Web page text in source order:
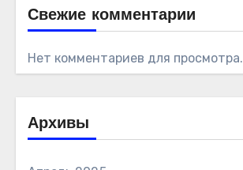
Свежие комментарии
Нет комментариев для просмотра.
Архивы